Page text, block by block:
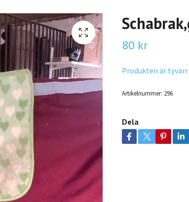
80 kr
Produkten är
Artikelnummer: 296
Dela